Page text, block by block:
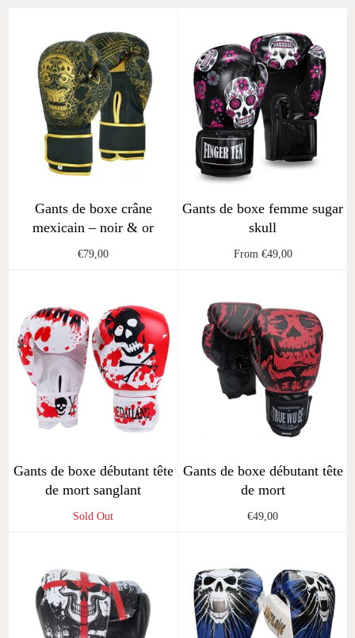
Gants de boxe crâne
mexicain – noir & or
Regular
€79,00
Gants de boxe femme sugar
skull
From €49,00
Gants de boxe débutant tête
de mort sanglant
Sold Out
Gants de boxe débutant tête
de mort
Regular
€49,00